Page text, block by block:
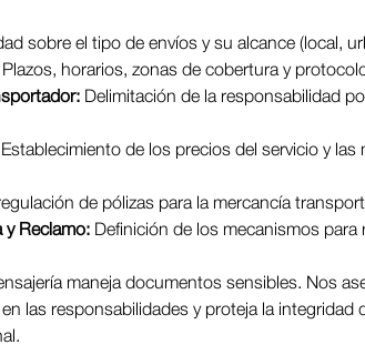
sobre el tipo de envíos y su alcance (local,
Plazos, horarios, zonas de cobertura y
Delimitación de la responsabilidad
Establecimiento de los precios del servicio y
de pólizas para la mercancía
y Reclamo: Definición de los mecanismos para
maneja documentos sensibles. Nos
las responsabilidades y proteja la integridad